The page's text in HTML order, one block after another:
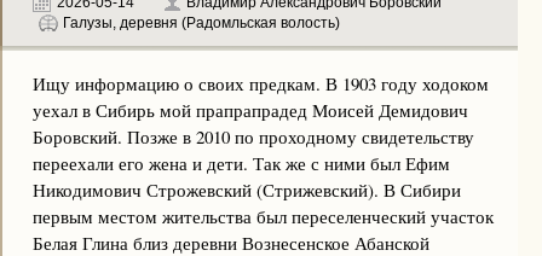
Галузы, деревня (Радомльская волость)
Ищу информацию о своих предкам. В 1903 году ходоком
уехал в Сибирь мой прапрапрадед Моисей Демидович
Боровский. Позже в 2010 по проходному свидетельству
переехали его жена и дети. Так же с ними был Ефим
Никодимович Строжевский (Стрижевский). В Сибири
первым местом жительства был переселенческий участок
Белая Глина близ деревни Вознесенское Абанской